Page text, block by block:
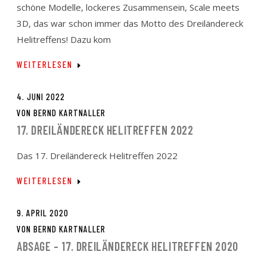
schöne Modelle, lockeres Zusammensein, Scale meets
3D, das war schon immer das Motto des Dreiländereck
Helitreffens! Dazu kom
WEITERLESEN
4. JUNI 2022
VON BERND KARTNALLER
17. DREILÄNDERECK HELITREFFEN 2022
Das 17. Dreiländereck Helitreffen 2022
WEITERLESEN
9. APRIL 2020
VON BERND KARTNALLER
ABSAGE – 17. DREILÄNDERECK HELITREFFEN 2020